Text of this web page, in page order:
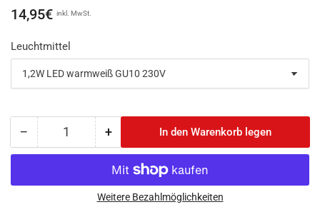
Normaler
14,95€ inkl. MwSt.
Leuchtmittel
− Menge
reduzieren
LED
Einbaustrahler
Anzahl +Menge
erhöhen
für
LED
Einbaustrahler
In den Warenkorb legen
Weitere Bezahlmöglichkeiten